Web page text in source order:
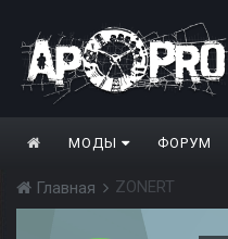
МОДЫ ФОРУМ
Главная ZONERT